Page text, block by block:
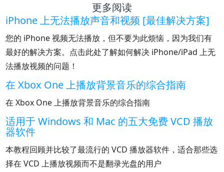
更多阅读
iPhone 上无法播放声音和视频 [最佳解决方案]
您的 iPhone 视频无法播放，但不要为此烦恼，因为我们有
最好的解决方案。点击此处了解如何解决 iPhone/iPad 上无
法播放视频的问题！
在 Xbox One 上播放背景音乐的综合指南
在 Xbox One 上播放背景音乐的综合指南
适用于 Windows 和 Mac 的五大免费 VCD 播放
器软件
本教程回顾并比较了最流行的 VCD 播放器软件，适合那些选
择在 VCD 上播放视频而不是翻录光盘的用户